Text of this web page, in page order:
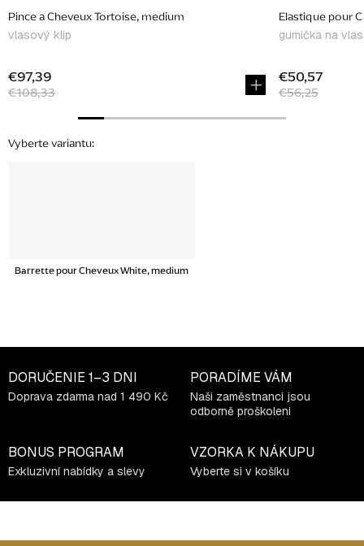
Pince a Cheveux Tortoise, medium
vlasový klip
€108,33
€97,39
Elastique pour
gumička na
€56,25
€50,57
Barrette pour Cheveux White, medium
DORUČENIE 1–3 DNI
Doprava zdarma nad 1 490 Kč
PORADÍME VÁM
Naši zaměstnanci jsou
odborně proškoleni
BONUS PROGRAM
Exkluzivní nabídky a slevy
VZORKA K NÁKUPU
Vyberte si v košíku